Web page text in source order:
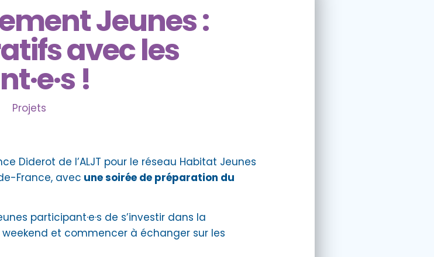
Jeunes :
avec les
!
Projets
Diderot de l’ALJT pour le réseau Habitat Jeunes
France, avec une soirée de préparation du
participant·e·s de s’investir dans la
et commencer à échanger sur les